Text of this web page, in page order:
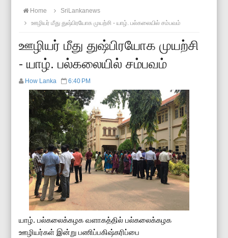
Home
SriLankanews
ஊழியர் மீது துஷ்பிரயோக முயற்சி - யாழ். பல்கலையில் சம்பவம்
ஊழியர் மீது துஷ்பிரயோக முயற்சி
- யாழ். பல்கலையில் சம்பவம்
How Lanka 6:40 PM
யாழ். பல்கலைக்கழக வளாகத்தில் பல்கலைக்கழக
ஊழியர்கள் இன்று பணிப்பகிஷ்கரிப்பை